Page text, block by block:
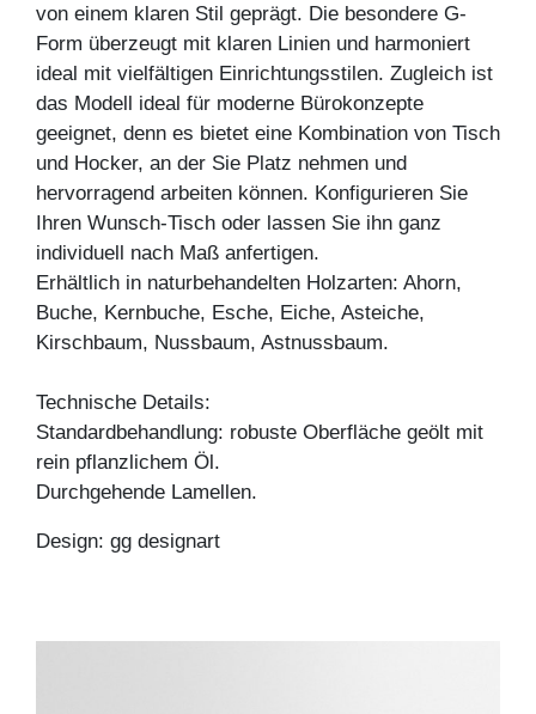
von einem klaren Stil geprägt. Die besondere G-
Form überzeugt mit klaren Linien und harmoniert
ideal mit vielfältigen Einrichtungsstilen. Zugleich ist
das Modell ideal für moderne Bürokonzepte
geeignet, denn es bietet eine Kombination von Tisch
und Hocker, an der Sie Platz nehmen und
hervorragend arbeiten können. Konfigurieren Sie
Ihren Wunsch-Tisch oder lassen Sie ihn ganz
individuell nach Maß anfertigen.
Erhältlich in naturbehandelten Holzarten: Ahorn,
Buche, Kernbuche, Esche, Eiche, Asteiche,
Kirschbaum, Nussbaum, Astnussbaum.
Technische Details:
Standardbehandlung: robuste Oberfläche geölt mit
rein pflanzlichem Öl.
Durchgehende Lamellen.
Design: gg designart